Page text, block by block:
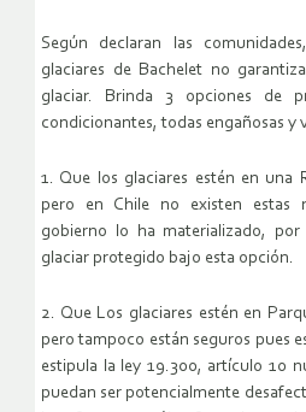
Según declaran las
glaciares de Bachelet no
glaciar. Brinda 3 opciones de
condicionantes, todas engañosas y
1. Que los glaciares estén en una
pero en Chile no existen estas
gobierno lo ha materializado,
glaciar protegido bajo esta opción.
2. Que Los glaciares estén en
pero tampoco están seguros pues
estipula la ley 19.300, artículo 10
puedan ser potencialmente